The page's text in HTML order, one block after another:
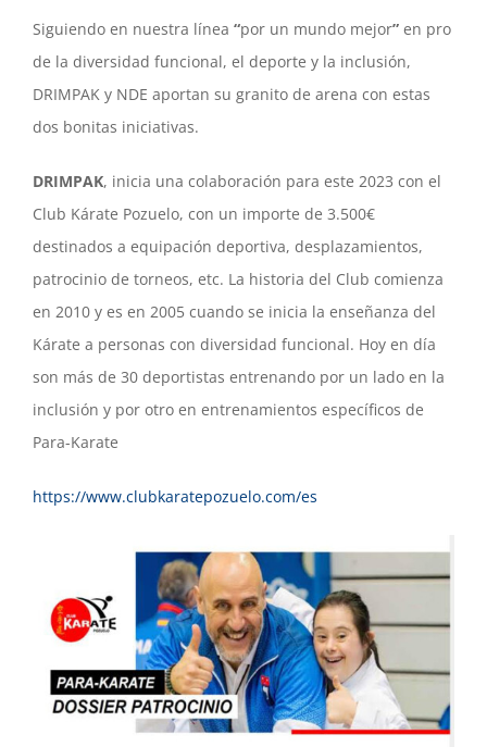
Siguiendo en nuestra línea “por un mundo mejor” en pro
de la diversidad funcional, el deporte y la inclusión,
DRIMPAK y NDE aportan su granito de arena con estas
dos bonitas iniciativas.
DRIMPAK, inicia una colaboración para este 2023 con el
Club Kárate Pozuelo, con un importe de 3.500€
destinados a equipación deportiva, desplazamientos,
patrocinio de torneos, etc. La historia del Club comienza
en 2010 y es en 2005 cuando se inicia la enseñanza del
Kárate a personas con diversidad funcional. Hoy en día
son más de 30 deportistas entrenando por un lado en la
inclusión y por otro en entrenamientos específicos de
Para-Karate
https://www.clubkaratepozuelo.com/es